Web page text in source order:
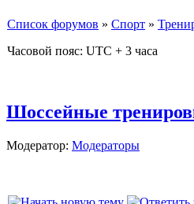
Список форумов » Спорт »
Часовой пояс: UTC + 3 часа
Шоссейные
Модератор: Модераторы